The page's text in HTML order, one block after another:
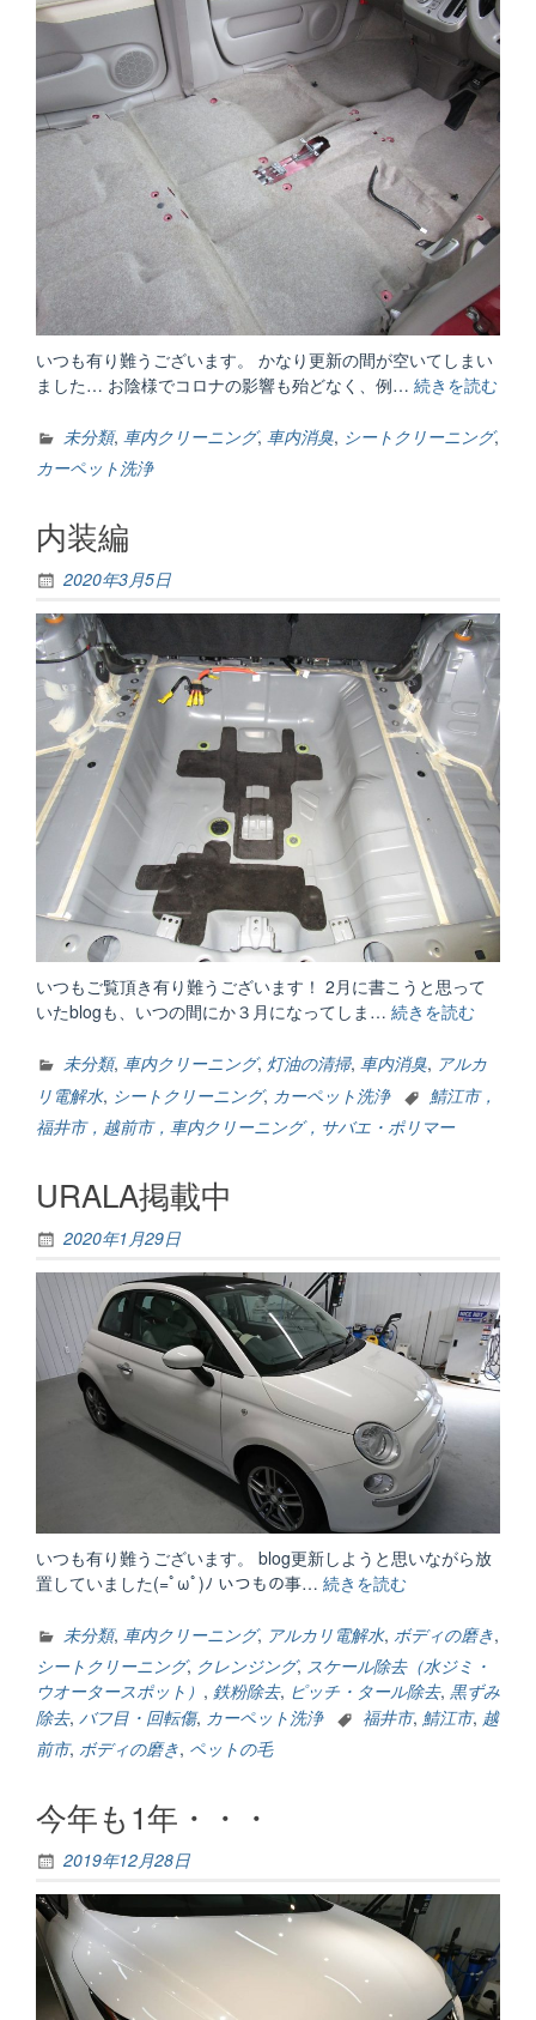
いつも有り難うございます。 かなり更新の間が空いてしまい
ました… お陰様でコロナの影響も殆どなく、例… 続きを読む
未分類, 車内クリーニング, 車内消臭, シートクリーニング,
カーペット洗浄
内装編
2020年3月5日
いつもご覧頂き有り難うございます！ 2月に書こうと思って
いたblogも、いつの間にか３月になってしま… 続きを読む
編”
未分類, 車内クリーニング, 灯油の清掃, 車内消臭, アルカ
リ電解水, シートクリーニング, カーペット洗浄
鯖江市，
福井市，越前市，車内クリーニング，サバエ・ポリマー
URALA掲載中
2020年1月29日
いつも有り難うございます。 blog更新しようと思いながら放
置していました(=ﾟωﾟ)ﾉ いつもの事… 続きを読む
載
中”
未分類, 車内クリーニング, アルカリ電解水, ボディの磨き,
シートクリーニング, クレンジング, スケール除去（水ジミ・
ウオータースポット） , 鉄粉除去, ピッチ・タール除去, 黒ずみ
除去, バフ目・回転傷, カーペット洗浄 福井市, 鯖江市, 越
前市, ボディの磨き, ペットの毛
今年も1年・・・
2019年12月28日